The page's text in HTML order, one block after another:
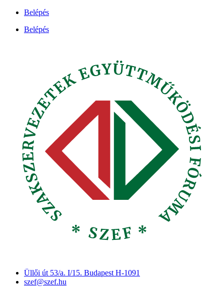
Ugrás
tartalomhoz
Belépés
Belépés
Üllői út 53/a. I/15. Budapest H-1091
szef@szef.hu